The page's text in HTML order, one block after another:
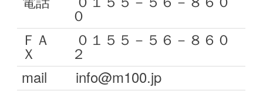
０
ＦＡ
Ｘ
０１５５－５６－８６０
２
mail
info@m100.jp